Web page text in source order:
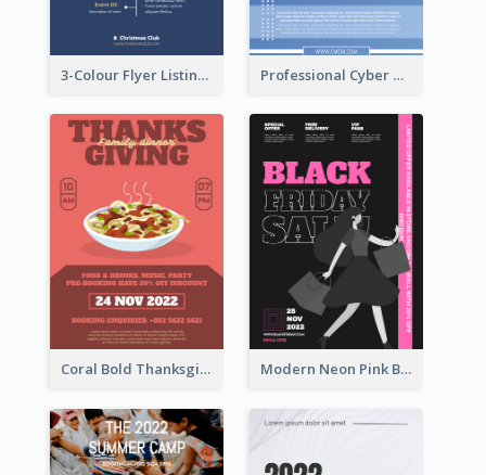
3-Colour Flyer Listing Christmas Activities Professional Cyber Monday Free Delivery Promotion Flyer Design
Coral Bold Thanksgiving Dinner Promotion Flyer Modern Neon Pink Black Friday Shopping Sale Day Flyer